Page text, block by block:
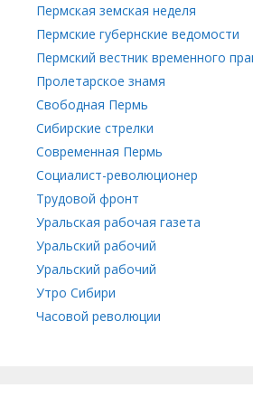
Пермская земская неделя
Пермские губернские ведомости
Пермский вестник временного
Пролетарское знамя
Свободная Пермь
Сибирские стрелки
Современная Пермь
Социалист-революционер
Трудовой фронт
Уральская рабочая газета
Уральский рабочий
Уральский рабочий
Утро Сибири
Часовой революции